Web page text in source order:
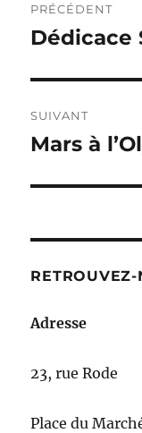
de
PRÉCÉDENT
Publication
Dédicace
SUIVANT
Publication
Mars à
RETROUVEZ-
Adresse
23, rue Rode
Place du